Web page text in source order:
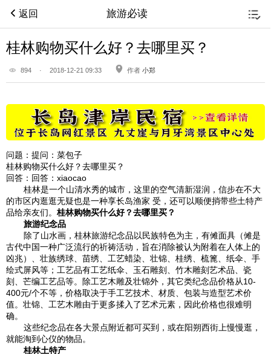
返回 旅游必读
桂林购物买什么好？去哪里买？
894 · 2018-12-21 09:33 作者 小郑
问题： 提问：菜包子
桂林购物买什么好？去哪里买？
回答： 回答：xiaocao
桂林是一个山清水秀的城市，这里的空气清新湿润，信步在不大
的市区内逛逛无疑也是一种享长岛渔家 受，还可以顺便捎带些土特产
品给亲友们。 桂林购物买什么好？去哪里买？
旅游纪念品
除了山水画，桂林旅游纪念品以民族特色为主，有傩面具（傩是
古代中国一种广泛流行的祈祷活动，旨在消除被认为附着在人体上的
凶兆）、壮族绣球、苗绣、工艺蜡染、壮锦、桂绣、梳篦、纸伞、手
绘式屏风等；工艺品有工艺纸伞、玉石雕刻、竹木雕刻艺术品、瓷
刻、芒编工艺品等。除工艺木雕及壮锦外，其它类纪念品价格从10-
400元/个不等，价格取决于手工艺技术、材质、包装与造型艺术价
值。壮锦、工艺木雕由于更多揉入了艺术元素，因此价格也很难明
确。
这些纪念品在各大景点附近都可买到，或在阳朔西街上慢慢逛，
就能淘到心仪的物品。
桂林土特产